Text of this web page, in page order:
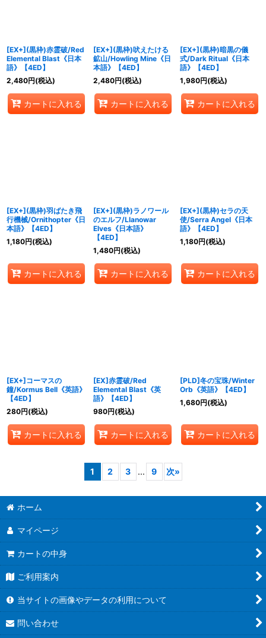
[EX+](黒枠)赤霊破/Red
Elemental Blast《日本
語》【4ED】
2,480円(税込)
カートに入れる
[EX+](黒枠)吠えたける
鉱山/Howling Mine《日
本語》【4ED】
2,480円(税込)
カートに入れる
[EX+](黒枠)暗黒の儀
式/Dark Ritual《日本
語》【4ED】
1,980円(税込)
カートに入れる
[EX+](黒枠)羽ばたき飛
行機械/Ornithopter《日
本語》【4ED】
1,180円(税込)
カートに入れる
[EX+](黒枠)ラノワール
のエルフ/Llanowar
Elves《日本語》
【4ED】
1,480円(税込)
カートに入れる
[EX+](黒枠)セラの天
使/Serra Angel《日本
語》【4ED】
1,180円(税込)
カートに入れる
[EX+]コーマスの
鐘/Kormus Bell《英語》
【4ED】
280円(税込)
カートに入れる
[EX]赤霊破/Red
Elemental Blast《英
語》【4ED】
980円(税込)
カートに入れる
[PLD]冬の宝珠/Winter
Orb《英語》【4ED】
1,680円(税込)
カートに入れる
1 2 3 ... 9 次»
ホーム
マイページ
カートの中身
ご利用案内
当サイトの画像やデータの利用について
問い合わせ